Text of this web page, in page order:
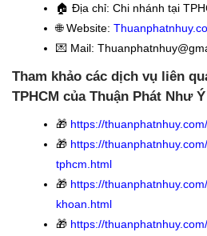
🏠 Địa chỉ: Chi nhánh tại
🌐 Website:
💌 Mail:
Tham khảo các dịch vụ liên
TPHCM của Thuận Phát Như Ý
🎁 https://
🎁 https://
tphcm.html
🎁 https://
khoan.html
🎁 https://